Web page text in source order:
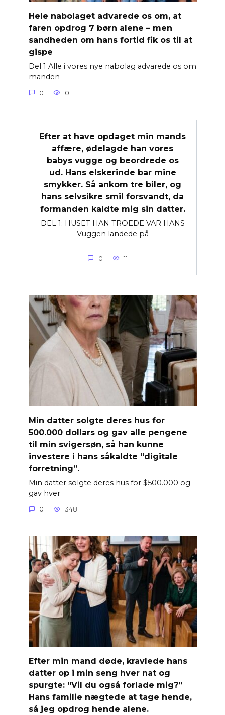
Hele nabolaget advarede os om, at
faren opdrog 7 børn alene – men
sandheden om hans fortid fik os til at
gispe
Del 1 Alle i vores nye nabolag advarede os om
manden
0 0
Efter at have opdaget min mands
affære, ødelagde han vores
babys vugge og beordrede os
ud. Hans elskerinde bar mine
smykker. Så ankom tre biler, og
hans selvsikre smil forsvandt, da
formanden kaldte mig sin datter.
DEL 1: HUSET HAN TROEDE VAR HANS
Vuggen landede på
0 11
Min datter solgte deres hus for
500.000 dollars og gav alle pengene
til min svigersøn, så han kunne
investere i hans såkaldte “digitale
forretning”.
Min datter solgte deres hus for $500.000 og
gav hver
0 348
Efter min mand døde, kravlede hans
datter op i min seng hver nat og
spurgte: “Vil du også forlade mig?”
Hans familie nægtede at tage hende,
så jeg opdrog hende alene.